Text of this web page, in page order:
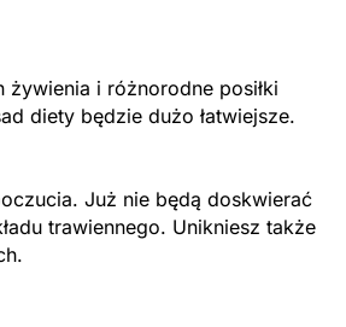
żywienia i różnorodne posiłki
diety będzie dużo łatwiejsze.
Już nie będą doskwierać
trawiennego. Unikniesz także